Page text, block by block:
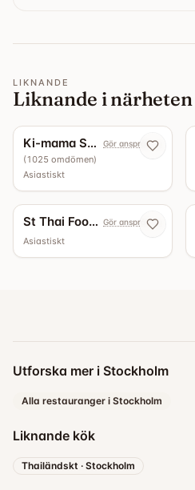
LIKNANDE
Liknande i närheten
Ki-mama Sushi Gör anspråk nu
(1025 omdömen)
Asiastiskt
St Thai Food Restaurant Gör anspråk nu
Asiastiskt
Utforska mer i Stockholm
Alla restauranger i Stockholm
Liknande kök
Thailändskt · Stockholm